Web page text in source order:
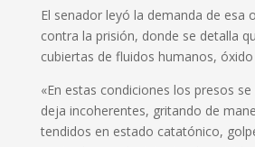
El senador leyó la demanda de esa
contra la prisión, donde se detalla
cubiertas de fluidos humanos,
«En estas condiciones los presos
deja incoherentes, gritando de
tendidos en estado catatónico,